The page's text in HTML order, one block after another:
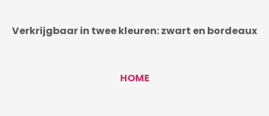
Verkrijgbaar in twee kleuren: zwart en bordeaux
HOME